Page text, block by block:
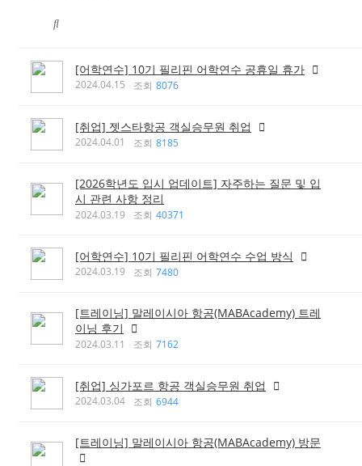
[어학연수] 10기 필리핀 어학연수 공휴일 휴가
2024.04.15 조회 8076
[취업] 젯스타항공 객실승무원 취업
2024.04.01 조회 8185
[2026학년도 입시 업데이트] 자주하는 질문 및 입
시 관련 사항 정리
2024.03.19 조회 40371
[어학연수] 10기 필리핀 어학연수 수업 방식
2024.03.19 조회 7480
[트레이닝] 말레이시아 항공(MABAcademy) 트레
이닝 후기
2024.03.11 조회 7162
[취업] 싱가포르 항공 객실승무원 취업
2024.03.04 조회 6944
[트레이닝] 말레이시아 항공(MABAcademy) 방문